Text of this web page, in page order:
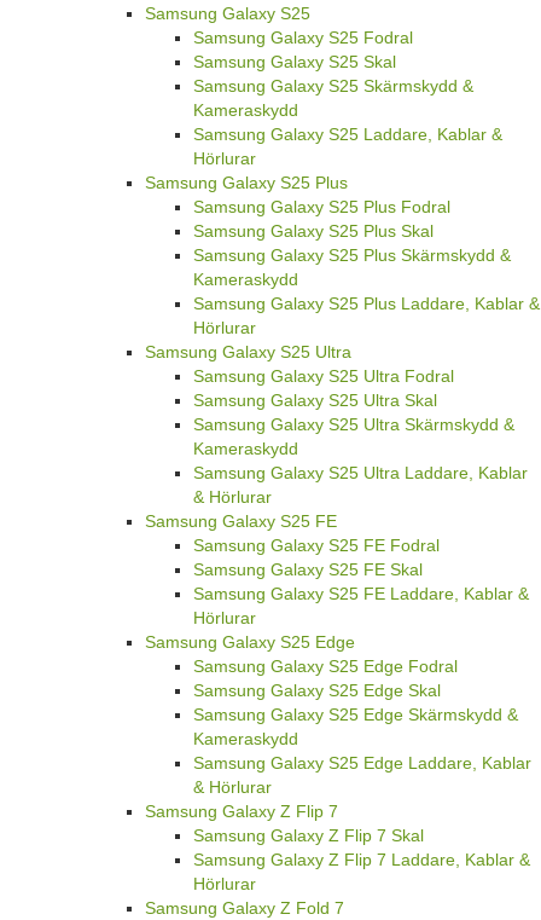
Samsung Galaxy S25
Samsung Galaxy S25 Fodral
Samsung Galaxy S25 Skal
Samsung Galaxy S25 Skärmskydd &
Kameraskydd
Samsung Galaxy S25 Laddare, Kablar &
Hörlurar
Samsung Galaxy S25 Plus
Samsung Galaxy S25 Plus Fodral
Samsung Galaxy S25 Plus Skal
Samsung Galaxy S25 Plus Skärmskydd &
Kameraskydd
Samsung Galaxy S25 Plus Laddare, Kablar &
Hörlurar
Samsung Galaxy S25 Ultra
Samsung Galaxy S25 Ultra Fodral
Samsung Galaxy S25 Ultra Skal
Samsung Galaxy S25 Ultra Skärmskydd &
Kameraskydd
Samsung Galaxy S25 Ultra Laddare, Kablar
& Hörlurar
Samsung Galaxy S25 FE
Samsung Galaxy S25 FE Fodral
Samsung Galaxy S25 FE Skal
Samsung Galaxy S25 FE Laddare, Kablar &
Hörlurar
Samsung Galaxy S25 Edge
Samsung Galaxy S25 Edge Fodral
Samsung Galaxy S25 Edge Skal
Samsung Galaxy S25 Edge Skärmskydd &
Kameraskydd
Samsung Galaxy S25 Edge Laddare, Kablar
& Hörlurar
Samsung Galaxy Z Flip 7
Samsung Galaxy Z Flip 7 Skal
Samsung Galaxy Z Flip 7 Laddare, Kablar &
Hörlurar
Samsung Galaxy Z Fold 7